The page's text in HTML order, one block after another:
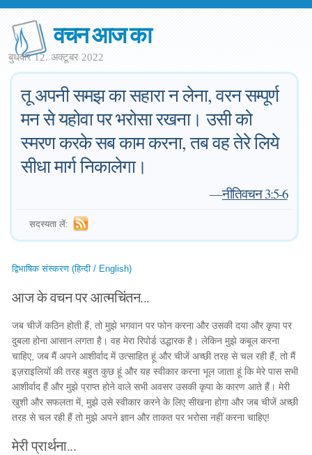
वचन आज का
बुधवार 12. अक्टूबर 2022
तू अपनी समझ का सहारा न लेना, वरन सम्पूर्ण
मन से यहोवा पर भरोसा रखना। उसी को
स्मरण करके सब काम करना, तब वह तेरे लिये
सीधा मार्ग निकालेगा।
—नीतिवचन 3:5-6
सदस्यता लें:
द्विभाषिक संस्करण (हिन्दी / English)
आज के वचन पर आत्मचिंतन...
जब चीजें कठिन होती हैं, तो मुझे भगवान पर फोन करना और उसकी दया और कृपा पर
दुबला होना आसान लगता है। वह मेरा रिपोर्ड उद्धारक है। लेकिन मुझे कबूल करना
चाहिए, जब मैं अपने आशीर्वाद में उत्साहित हूं और चीजें अच्छी तरह से चल रही हैं, तो मैं
इज़राइलियों की तरह बहुत कुछ हूं और यह स्वीकार करना भूल जाता हूं कि मेरे पास सभी
आशीर्वाद हैं और मुझे प्राप्त होने वाले सभी अवसर उसकी कृपा के कारण आते हैं। मेरी
खुशी और सफलता में, मुझे उसे स्वीकार करने के लिए सीखना होगा और जब चीजें अच्छी
तरह से चल रही हैं तो मुझे अपने ज्ञान और ताकत पर भरोसा नहीं करना चाहिए!
मेरी प्रार्थना...